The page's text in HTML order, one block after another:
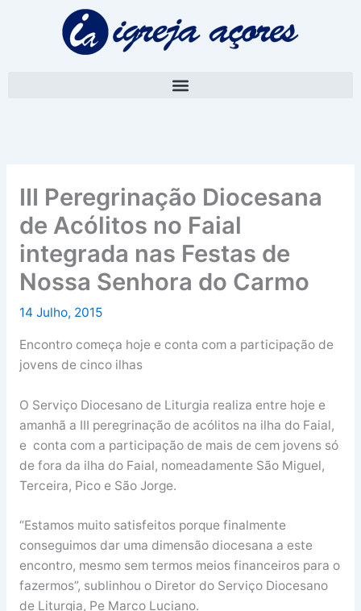
III Peregrinação Diocesana
de Acólitos no Faial
integrada nas Festas de
Nossa Senhora do Carmo
14 Julho, 2015
Encontro começa hoje e conta com a participação de
jovens de cinco ilhas
O Serviço Diocesano de Liturgia realiza entre hoje e
amanhã a III peregrinação de acólitos na ilha do Faial,
e conta com a participação de mais de cem jovens só
de fora da ilha do Faial, nomeadamente São Miguel,
Terceira, Pico e São Jorge.
“Estamos muito satisfeitos porque finalmente
conseguimos dar uma dimensão diocesana a este
encontro, mesmo sem termos meios financeiros para o
fazermos”, sublinhou o Diretor do Serviço Diocesano
de Liturgia, Pe Marco Luciano.